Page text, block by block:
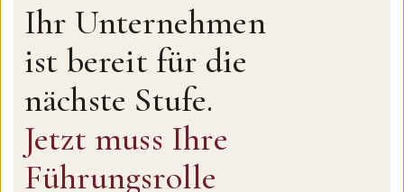
Ihr Unternehmen
ist bereit für die
nächste Stufe.
Jetzt muss Ihre
Führungsrolle